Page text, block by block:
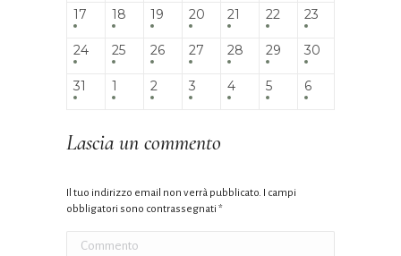
17 18 19 20 21 22 23
24 25 26 27 28 29 30
31 1 2 3 4 5 6
Lascia un commento
Il tuo indirizzo email non verrà pubblicato. I campi
obbligatori sono contrassegnati *
Commento